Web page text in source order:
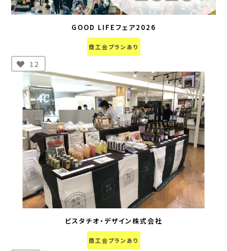
GOOD LIFEフェア2026
商工会プランあり
12
ピスタチオ・デザイン株式会社
商工会プランあり